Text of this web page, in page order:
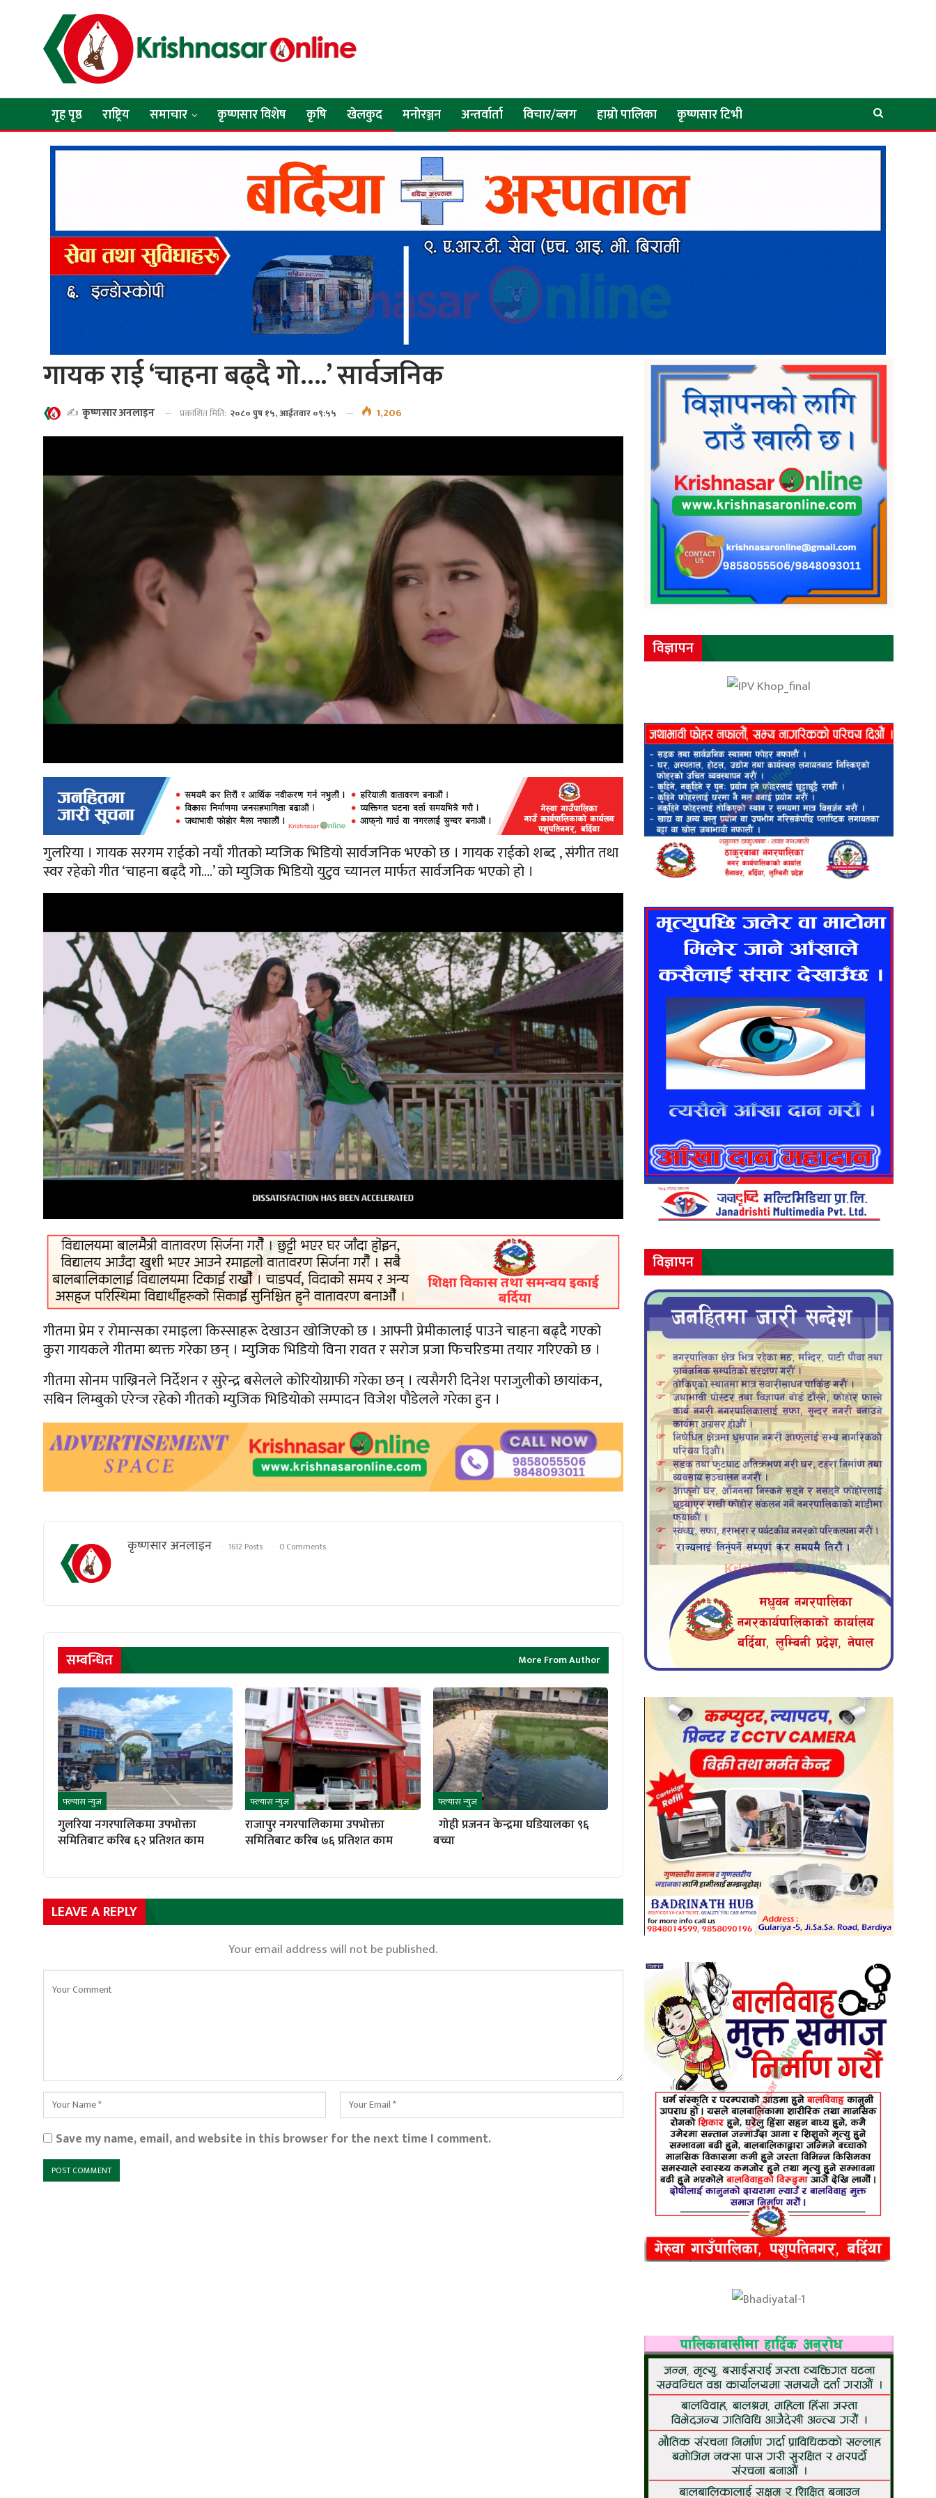
गृह पृष्ठ राष्ट्रिय समाचार कृष्णसार विशेष कृषि खेलकुद मनाेरञ्जन अन्तर्वार्ता विचार/ब्लग हाम्राे पालिका कृष्णसार टिभी
गायक राई ‘चाहना बढ्दै गो….’ सार्वजनिक
✍️ कृष्णसार अनलाइन प्रकाशित मिति: २०८० पुष १५, आईतवार ०९:५५ 1,206
गुलरिया । गायक सरगम राईको नयाँ गीतको म्यजिक भिडियो सार्वजनिक भएको छ । गायक राईको शब्द , संगीत तथा
स्वर रहेको गीत ‘चाहना बढ्दै गो….’ को म्युजिक भिडियो युटुव च्यानल मार्फत सार्वजनिक भएको हो ।
गीतमा प्रेम र रोमान्सका रमाइला किस्साहरू देखाउन खोजिएको छ । आफ्नी प्रेमीकालाई पाउने चाहना बढ्दै गएको
कुरा गायकले गीतमा ब्यक्त गरेका छन् । म्युजिक भिडियो विना रावत र सरोज प्रजा फिचरिङमा तयार गरिएको छ ।
गीतमा सोनम पाख्रिनले निर्देशन र सुरेन्द्र बसेलले कोरियोग्राफी गरेका छन् । त्यसैगरी दिनेश पराजुलीको छायांकन,
सबिन लिम्बुको एरेन्ज रहेको गीतको म्युजिक भिडियोको सम्पादन विजेश पौडेलले गरेका हुन ।
कृष्णसार अनलाइन 1612 Posts 0 Comments
सम्बन्धित More From Author
फ्ल्यास न्युज
गुलरिया नगरपालिकमा उपभोक्ता
समितिबाट करिब ६२ प्रतिशत काम
फ्ल्यास न्युज
राजापुर नगरपालिकामा उपभोक्ता
समितिबाट करिब ७६ प्रतिशत काम
फ्ल्यास न्युज
गोही प्रजनन केन्द्रमा घडियालका ९६
बच्चा
LEAVE A REPLY
Your email address will not be published.
Save my name, email, and website in this browser for the next time I comment.
विज्ञापन
विज्ञापन